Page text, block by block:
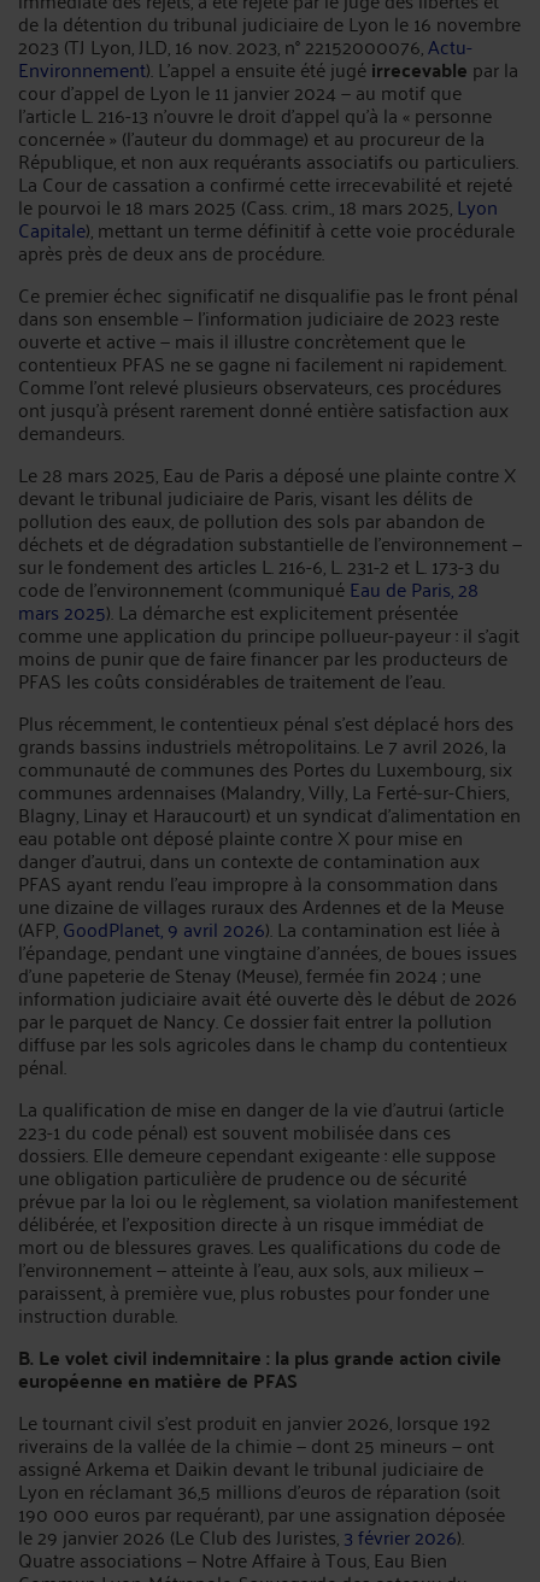
de la détention du tribunal judiciaire de Lyon le 16 novembre
2023 (TJ Lyon, JLD, 16 nov. 2023, n° 22152000076,Actu-
Environnement). L'appel a ensuite été jugéirrecevable par la
cour d'appel de Lyon le 11 janvier 2024 — au motif que
l'article L. 216-13 n'ouvre le droit d'appel qu'à la « personne
concernée » (l'auteur du dommage) et au procureur de la
République, et non aux requérants associatifs ou particuliers.
La Cour de cassation a confirmé cette irrecevabilité et rejeté
le pourvoi le 18 mars 2025 (Cass. crim., 18 mars 2025,Lyon
Capitale), mettant un terme définitif à cette voie procédurale
après près de deux ans de procédure.
Ce premier échec significatif ne disqualifie pas le front pénal
dans son ensemble — l'information judiciaire de 2023 reste
ouverte et active — mais il illustre concrètement que le
contentieux PFAS ne se gagne ni facilement ni rapidement.
Comme l'ont relevé plusieurs observateurs, ces procédures
ont jusqu'à présent rarement donné entière satisfaction aux
demandeurs.
Le 28 mars 2025, Eau de Paris a déposé une plainte contre X
devant le tribunal judiciaire de Paris, visant les délits de
pollution des eaux, de pollution des sols par abandon de
déchets et de dégradation substantielle de l'environnement —
sur le fondement des articles L. 216-6, L. 231-2 et L. 173-3 du
code de l'environnement (communiquéEau de Paris, 28
mars 2025). La démarche est explicitement présentée
comme une application du principe pollueur-payeur : il s'agit
moins de punir que de faire financer par les producteurs de
PFAS les coûts considérables de traitement de l'eau.
Plus récemment, le contentieux pénal s'est déplacé hors des
grands bassins industriels métropolitains. Le 7 avril 2026, la
communauté de communes des Portes du Luxembourg, six
communes ardennaises (Malandry, Villy, La Ferté-sur-Chiers,
Blagny, Linay et Haraucourt) et un syndicat d'alimentation en
eau potable ont déposé plainte contre X pour mise en
danger d'autrui, dans un contexte de contamination aux
PFAS ayant rendu l'eau impropre à la consommation dans
une dizaine de villages ruraux des Ardennes et de la Meuse
(AFP,GoodPlanet, 9 avril 2026). La contamination est liée à
l'épandage, pendant une vingtaine d'années, de boues issues
d'une papeterie de Stenay (Meuse), fermée fin 2024 ; une
information judiciaire avait été ouverte dès le début de 2026
par le parquet de Nancy. Ce dossier fait entrer la pollution
diffuse par les sols agricoles dans le champ du contentieux
pénal.
La qualification de mise en danger de la vie d'autrui (article
223-1 du code pénal) est souvent mobilisée dans ces
dossiers. Elle demeure cependant exigeante : elle suppose
une obligation particulière de prudence ou de sécurité
prévue par la loi ou le règlement, sa violation manifestement
délibérée, et l'exposition directe à un risque immédiat de
mort ou de blessures graves. Les qualifications du code de
l'environnement — atteinte à l'eau, aux sols, aux milieux —
paraissent, à première vue, plus robustes pour fonder une
instruction durable.
B. Le volet civil indemnitaire : la plus grande action civile
européenne en matière de PFAS
Le tournant civil s'est produit en janvier 2026, lorsque 192
riverains de la vallée de la chimie — dont 25 mineurs — ont
assigné Arkema et Daikin devant le tribunal judiciaire de
Lyon en réclamant 36,5 millions d'euros de réparation (soit
190 000 euros par requérant), par une assignation déposée
le 29 janvier 2026 (Le Club des Juristes,3 février 2026).
Quatre associations — Notre Affaire à Tous, Eau Bien